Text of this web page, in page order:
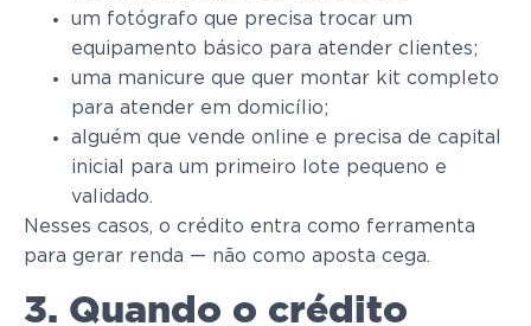
um fotógrafo que precisa trocar um
equipamento básico para atender clientes;
uma manicure que quer montar kit completo
para atender em domicílio;
alguém que vende online e precisa de capital
inicial para um primeiro lote pequeno e
validado.
Nesses casos, o crédito entra como ferramenta
para gerar renda — não como aposta cega.
3. Quando o crédito